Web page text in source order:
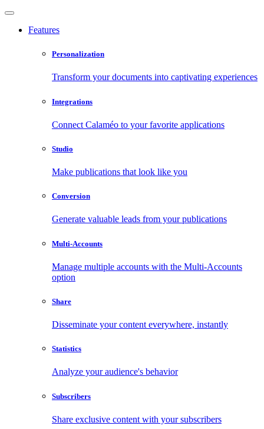
Features
Personalization
Transform your documents into captivating experiences
Integrations
Connect Calaméo to your favorite applications
Studio
Make publications that look like you
Conversion
Generate valuable leads from your publications
Multi-Accounts
Manage multiple accounts with the Multi-Accounts
option
Share
Disseminate your content everywhere, instantly
Statistics
Analyze your audience's behavior
Subscribers
Share exclusive content with your subscribers